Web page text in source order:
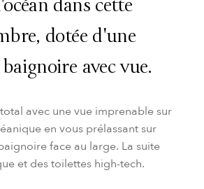
dans cette
dotée d'une
avec vue.
avec une vue imprenable sur
en vous prélassant sur
face au large. La suite
et des toilettes high-tech.